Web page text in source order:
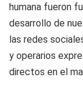
humana fueron
desarrollo de
las redes
y operarios
directos en el